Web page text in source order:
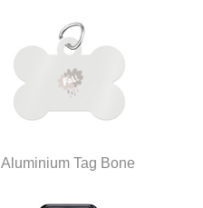
Aluminium Tag Bone